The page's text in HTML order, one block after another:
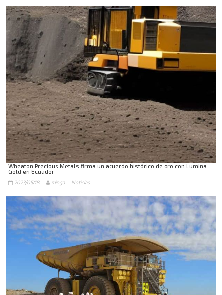
Wheaton Precious Metals firma un acuerdo histórico de oro con Lumina
Gold en Ecuador
2023/05/18 minga Noticias